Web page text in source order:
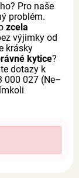
Pro naše
problém.
zcela
výjimky od
krásky
kytice?
dotazy k
000 027 (Ne–